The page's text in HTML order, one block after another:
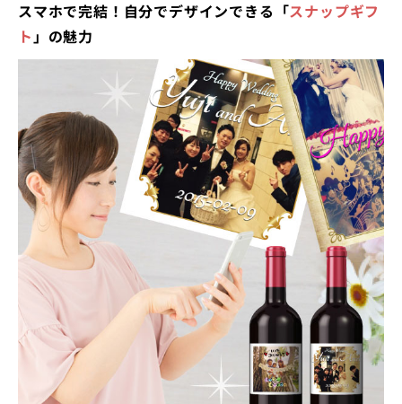
スマホで完結！自分でデザインできる「スナップギフ
ト」の魅力